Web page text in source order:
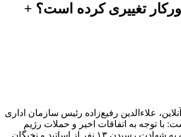
تغییری کرده است؟ +
علاءالدین رفیع‌زاده رئیس سازمان اداری
با توجه به اتفاقات اخیر و حملات رژیم
صهیونیستی و با توجه به شهادت رسیدن ۱۳ نفر از اساتید و نخبگان